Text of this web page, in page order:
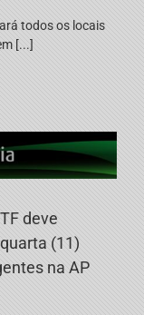
todos os locais
[...]
deve
(11)
na AP